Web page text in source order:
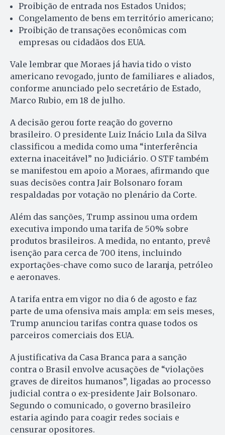
Proibição de entrada nos Estados Unidos;
Congelamento de bens em território americano;
Proibição de transações econômicas com
empresas ou cidadãos dos EUA.
Vale lembrar que Moraes já havia tido o visto
americano revogado, junto de familiares e aliados,
conforme anunciado pelo secretário de Estado,
Marco Rubio, em 18 de julho.
A decisão gerou forte reação do governo
brasileiro. O presidente Luiz Inácio Lula da Silva
classificou a medida como uma “interferência
externa inaceitável” no Judiciário. O STF também
se manifestou em apoio a Moraes, afirmando que
suas decisões contra Jair Bolsonaro foram
respaldadas por votação no plenário da Corte.
Além das sanções, Trump assinou uma ordem
executiva impondo uma tarifa de 50% sobre
produtos brasileiros. A medida, no entanto, prevê
isenção para cerca de 700 itens, incluindo
exportações-chave como suco de laranja, petróleo
e aeronaves.
A tarifa entra em vigor no dia 6 de agosto e faz
parte de uma ofensiva mais ampla: em seis meses,
Trump anunciou tarifas contra quase todos os
parceiros comerciais dos EUA.
A justificativa da Casa Branca para a sanção
contra o Brasil envolve acusações de “violações
graves de direitos humanos”, ligadas ao processo
judicial contra o ex-presidente Jair Bolsonaro.
Segundo o comunicado, o governo brasileiro
estaria agindo para coagir redes sociais e
censurar opositores.